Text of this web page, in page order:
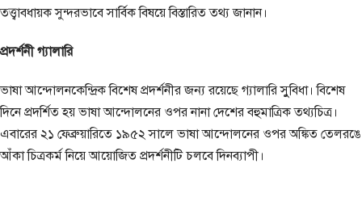
তত্ত্বাবধায়ক সুন্দরভাবে সার্বিক বিষয়ে বিস্তারিত তথ্য জানান।
প্রদর্শনী গ্যালারি
ভাষা আন্দোলনকেন্দ্রিক বিশেষ প্রদর্শনীর জন্য রয়েছে গ্যালারি সুুবিধা। বিশেষ
দিনে প্রদর্শিত হয় ভাষা আন্দোলনের ওপর নানা দেশের বহুমাত্রিক তথ্যচিত্র।
এবারের ২১ ফেব্রুয়ারিতে ১৯৫২ সালে ভাষা আন্দোলনের ওপর অঙ্কিত তেলরঙে
আঁকা চিত্রকর্ম নিয়ে আয়োজিত প্রদর্শনীটি চলবে দিনব্যাপী।